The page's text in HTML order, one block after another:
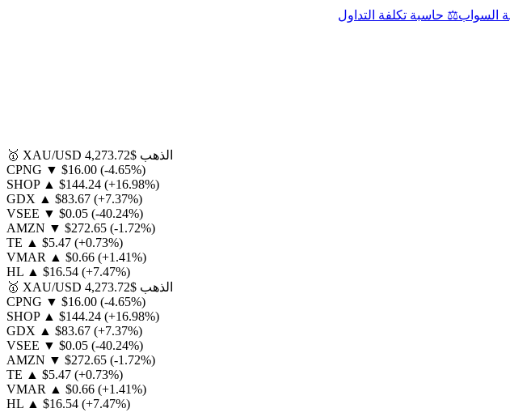
السواب⚖️ حاسبة تكلفة التداول
🥇 XAU/USD الذهب $4,273.72
CPNG ▼ $16.00 (-4.65%)
SHOP ▲ $144.24 (+16.98%)
GDX ▲ $83.67 (+7.37%)
VSEE ▼ $0.05 (-40.24%)
AMZN ▼ $272.65 (-1.72%)
TE ▲ $5.47 (+0.73%)
VMAR ▲ $0.66 (+1.41%)
HL ▲ $16.54 (+7.47%)
🥇 XAU/USD الذهب $4,273.72
CPNG ▼ $16.00 (-4.65%)
SHOP ▲ $144.24 (+16.98%)
GDX ▲ $83.67 (+7.37%)
VSEE ▼ $0.05 (-40.24%)
AMZN ▼ $272.65 (-1.72%)
TE ▲ $5.47 (+0.73%)
VMAR ▲ $0.66 (+1.41%)
HL ▲ $16.54 (+7.47%)